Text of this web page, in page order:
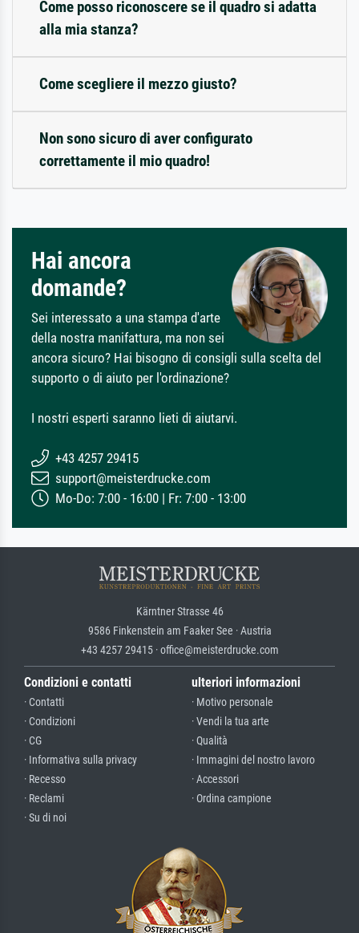
Come posso riconoscere se il quadro si adatta
alla mia stanza?
Come scegliere il mezzo giusto?
Non sono sicuro di aver configurato
correttamente il mio quadro!
Hai ancora
domande?
Sei interessato a una stampa d'arte
della nostra manifattura, ma non sei
ancora sicuro? Hai bisogno di consigli sulla scelta del
supporto o di aiuto per l'ordinazione?
I nostri esperti saranno lieti di aiutarvi.
+43 4257 29415
support@meisterdrucke.com
Mo-Do: 7:00 - 16:00 | Fr: 7:00 - 13:00
Kärntner Strasse 46
9586 Finkenstein am Faaker See · Austria
+43 4257 29415 · office@meisterdrucke.com
Condizioni e contatti
· Contatti
· Condizioni
· CG
· Informativa sulla privacy
· Recesso
· Reclami
· Su di noi
ulteriori informazioni
· Motivo personale
· Vendi la tua arte
· Qualità
· Immagini del nostro lavoro
· Accessori
· Ordina campione